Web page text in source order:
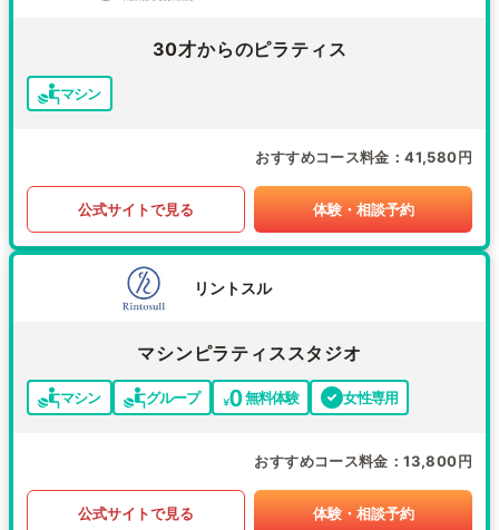
30才からのピラティス
マシン
おすすめコース料金 41,580円
公式サイトで見る 体験・相談予約
リントスル
マシンピラティススタジオ
マシン グループ 無料体験 女性専用
おすすめコース料金 13,800円
公式サイトで見る 体験・相談予約